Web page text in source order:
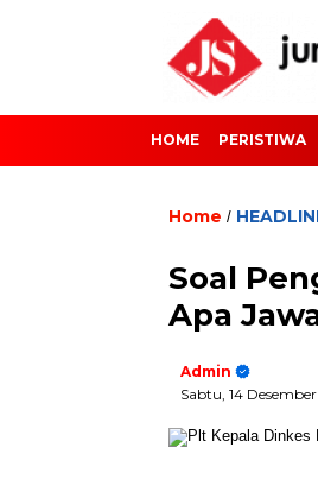
HOME PERISTIWA
Home /
​Soal
​Apa
Admin
Sabtu, 14